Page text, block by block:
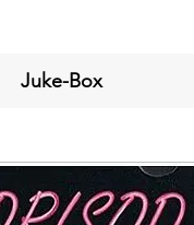
Juke-Box